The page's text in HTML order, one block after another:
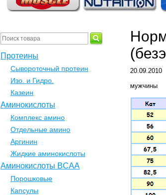
20.09.2010
мужчины
Протеины
Сывороточный протеин
Изо. и Гидро.
Казеин
Аминокислоты
Комплекс амино
Отдельные амино
Аргинин
Жидкие аминокислоты
Аминокислоты BCAA
Порошковые
Капсулы